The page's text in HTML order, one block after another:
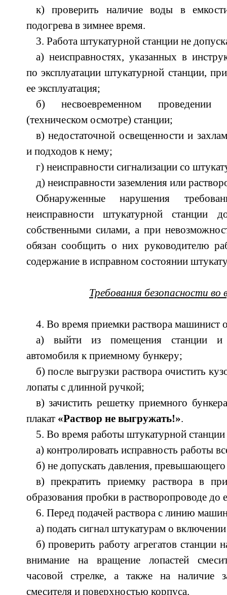
к) проверить наличие воды в
подогрева в зимнее время.
3. Работа штукатурной станции не
а) неисправностях, указанных в
по эксплуатации штукатурной станции,
ее эксплуатация;
б) несвоевременном проведении
(техническом осмотре) станции;
в) недостаточной освещенности и
и подходов к нему;
г) неисправности сигнализации со
д) неисправности заземления или
Обнаруженные нарушения
неисправности штукатурной станции
собственными силами, а при
обязан сообщить о них руководителю
содержание в исправном состоянии
Требования безопасности
4. Во время приемки раствора машинист
а) выйти из помещения станции и
автомобиля к приемному бункеру;
б) после выгрузки раствора очистить
лопаты с длинной ручкой;
в) зачистить решетку приемного
плакат «Раствор не выгружать!».
5. Во время работы штукатурной
а) контролировать исправность работы
б) не допускать давления,
в) прекратить приемку раствора в
образования пробки в растворопроводе до
6. Перед подачей раствора с линию
а) подать сигнал штукатурам о
б) проверить работу агрегатов станции
внимание на вращение лопастей
часовой стрелке, а также на наличие
смесителя и поверхностью корпуса.